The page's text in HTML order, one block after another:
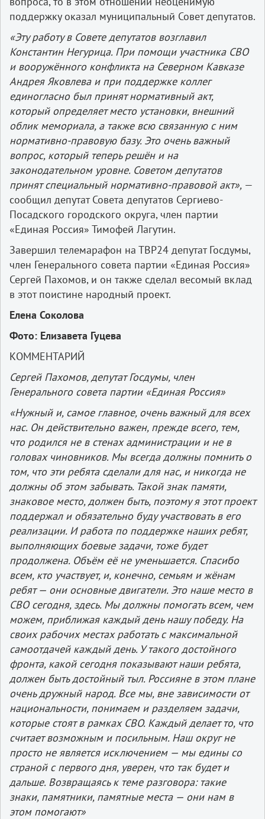
поддержку оказал муниципальный Совет депутатов.
«Эту работу в Совете депутатов возглавил
Константин Негурица. При помощи участника СВО
и вооружённого конфликта на Северном Кавказе
Андрея Яковлева и при поддержке коллег
единогласно был принят нормативный акт,
который определяет место установки, внешний
облик мемориала, а также всю связанную с ним
нормативно-правовую базу. Это очень важный
вопрос, который теперь решён и на
законодательном уровне. Советом депутатов
принят специальный нормативно-правовой акт», —
сообщил депутат Совета депутатов Сергиево-
Посадского городского округа, член партии
«Единая Россия» Тимофей Лагутин.
Завершил телемарафон на ТВР24 депутат Госдумы,
член Генерального совета партии «Единая Россия»
Сергей Пахомов, и он также сделал весомый вклад
в этот поистине народный проект.
Елена Соколова
Фото: Елизавета Гуцева
КОММЕНТАРИЙ
Сергей Пахомов, депутат Госдумы, член
Генерального совета партии «Единая Россия»
«Нужный и, самое главное, очень важный для всех
нас. Он действительно важен, прежде всего, тем,
что родился не в стенах администрации и не в
головах чиновников. Мы всегда должны помнить о
том, что эти ребята сделали для нас, и никогда не
должны об этом забывать. Такой знак памяти,
знаковое место, должен быть, поэтому я этот проект
поддержал и обязательно буду участвовать в его
реализации. И работа по поддержке наших ребят,
выполняющих боевые задачи, тоже будет
продолжена. Объём её не уменьшается. Спасибо
всем, кто участвует, и, конечно, семьям и жёнам
ребят — они основные двигатели. Это наше место в
СВО сегодня, здесь. Мы должны помогать всем, чем
можем, приближая каждый день нашу победу. На
своих рабочих местах работать с максимальной
самоотдачей каждый день. У такого достойного
фронта, какой сегодня показывают наши ребята,
должен быть достойный тыл. Россияне в этом плане
очень дружный народ. Все мы, вне зависимости от
национальности, понимаем и разделяем задачи,
которые стоят в рамках СВО. Каждый делает то, что
считает возможным и посильным. Наш округ не
просто не является исключением — мы едины со
страной с первого дня, уверен, что так будет и
дальше. Возвращаясь к теме разговора: такие
знаки, памятники, памятные места — они нам в
этом помогают»